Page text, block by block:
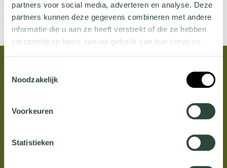
partners voor social media, adverteren en analyse. Deze
partners kunnen deze gegevens combineren met andere
informatie die u aan ze heeft verstrekt of die ze hebben
verzameld op basis van uw gebruik van hun services.
jehier.
Noodzakelijk
Voorkeuren
Statistieken
Lees meer